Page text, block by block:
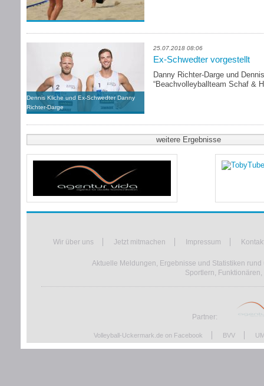
Dennis Kliche und Ex-Schwedter Danny
Richter-Darge
25.07.2018 08:06
Ex-Schwedter vorgestellt
Danny Richter-Darge und
“Beachvolleyballteam Schaf &
weitere Ergebnisse
Wir über uns Jetzt mitmachen Impressum
Aktuelle Meldungen, Ergebnisse und Statistiken
Sportlern,
Partner:
Volleyball-Uckermark.de on Facebook BVV